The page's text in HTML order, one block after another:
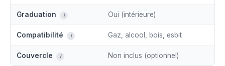
Graduation i Oui (intérieure)
Compatibilité i Gaz, alcool, bois, esbit
Couvercle i Non inclus (optionnel)